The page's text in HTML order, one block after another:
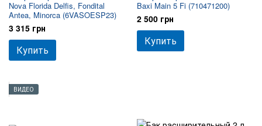
Nova Florida Delfis, Fondital
Antea, Minorca (6VASOESP23)
3 315 грн
Купить
Baxi Main 5 Fi (710471200)
2 500 грн
Купить
ВИДЕО